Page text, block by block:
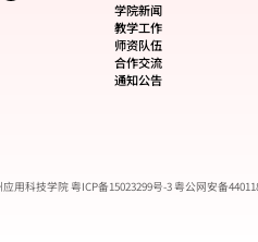
学院新闻
教学工作
师资队伍
合作交流
通知公告
应用科技学院粤ICP备15023299号-3粤公网安备